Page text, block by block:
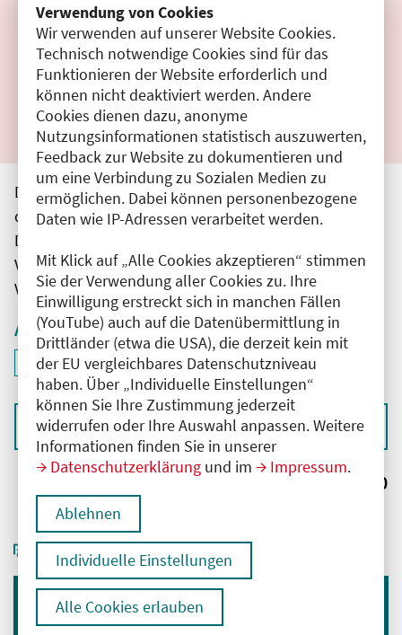
Verwendung von Cookies
Wir verwenden auf unserer Website Cookies.
Technisch notwendige Cookies sind für das
Funktionieren der Website erforderlich und
können nicht deaktiviert werden. Andere
Cookies dienen dazu, anonyme
Nutzungsinformationen statistisch auszuwerten,
Feedback zur Website zu dokumentieren und
um eine Verbindung zu Sozialen Medien zu
ermöglichen. Dabei können personenbezogene
Daten wie IP-Adressen verarbeitet werden.
Mit Klick auf „Alle Cookies akzeptieren“ stimmen
Sie der Verwendung aller Cookies zu. Ihre
Einwilligung erstreckt sich in manchen Fällen
(YouTube) auch auf die Datenübermittlung in
Drittländer (etwa die USA), die derzeit kein mit
der EU vergleichbares Datenschutzniveau
haben. Über „Individuelle Einstellungen“
können Sie Ihre Zustimmung jederzeit
widerrufen oder Ihre Auswahl anpassen. Weitere
Informationen finden Sie in unserer
Datenschutzerklärung und im Impressum.
Ablehnen
Individuelle Einstellungen
Alle Cookies erlauben
Filter zurücksetzen
Ergebnisse drucken
Die hier aufgeführten Veranstaltungen entsprechen
den unmittelbar vom Veranstalter getätigten Angaben.
Die Ärztekammer Berlin übernimmt keine
Verantwortung für den Inhalt, die Haftung obliegt dem
Veranstalter.
Aktive Filter
Filter
ID: ANT-2503990
deaktivieren und Suchergebnisse neu laden
Sortieren nach
Ergebnisse: 0
Immer informiert bleiben